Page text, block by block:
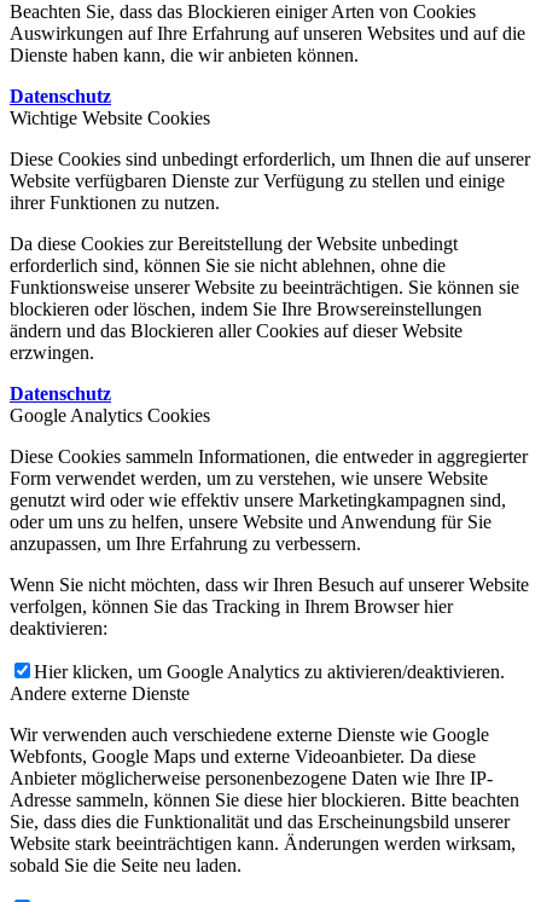
Beachten Sie, dass das Blockieren einiger Arten von Cookies
Auswirkungen auf Ihre Erfahrung auf unseren Websites und auf die
Dienste haben kann, die wir anbieten können.
Datenschutz
Wichtige Website Cookies
Diese Cookies sind unbedingt erforderlich, um Ihnen die auf unserer
Website verfügbaren Dienste zur Verfügung zu stellen und einige
ihrer Funktionen zu nutzen.
Da diese Cookies zur Bereitstellung der Website unbedingt
erforderlich sind, können Sie sie nicht ablehnen, ohne die
Funktionsweise unserer Website zu beeinträchtigen. Sie können sie
blockieren oder löschen, indem Sie Ihre Browsereinstellungen
ändern und das Blockieren aller Cookies auf dieser Website
erzwingen.
Datenschutz
Google Analytics Cookies
Diese Cookies sammeln Informationen, die entweder in aggregierter
Form verwendet werden, um zu verstehen, wie unsere Website
genutzt wird oder wie effektiv unsere Marketingkampagnen sind,
oder um uns zu helfen, unsere Website und Anwendung für Sie
anzupassen, um Ihre Erfahrung zu verbessern.
Wenn Sie nicht möchten, dass wir Ihren Besuch auf unserer Website
verfolgen, können Sie das Tracking in Ihrem Browser hier
deaktivieren:
Hier klicken, um Google Analytics zu aktivieren/deaktivieren.
Andere externe Dienste
Wir verwenden auch verschiedene externe Dienste wie Google
Webfonts, Google Maps und externe Videoanbieter. Da diese
Anbieter möglicherweise personenbezogene Daten wie Ihre IP-
Adresse sammeln, können Sie diese hier blockieren. Bitte beachten
Sie, dass dies die Funktionalität und das Erscheinungsbild unserer
Website stark beeinträchtigen kann. Änderungen werden wirksam,
sobald Sie die Seite neu laden.